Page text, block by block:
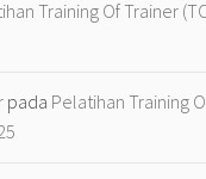
Training Of Trainer
pada Pelatihan Training